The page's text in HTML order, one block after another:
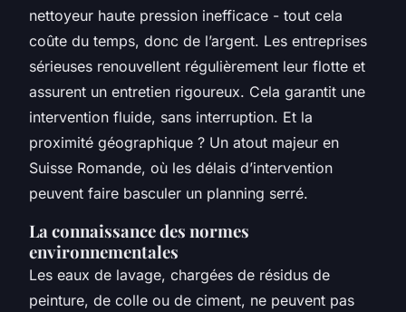
nettoyeur haute pression inefficace - tout cela
coûte du temps, donc de l’argent. Les entreprises
sérieuses renouvellent régulièrement leur flotte et
assurent un entretien rigoureux. Cela garantit une
intervention fluide, sans interruption. Et la
proximité géographique ? Un atout majeur en
Suisse Romande, où les délais d’intervention
peuvent faire basculer un planning serré.
La connaissance des normes
environnementales
Les eaux de lavage, chargées de résidus de
peinture, de colle ou de ciment, ne peuvent pas